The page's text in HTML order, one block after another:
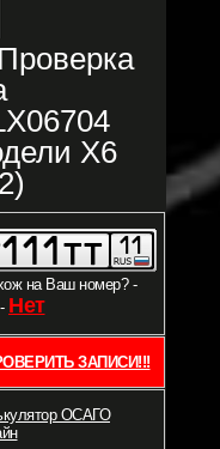
X6
на Ваш номер? -
Нет
ЗАПИСИ!!!
ОСАГО